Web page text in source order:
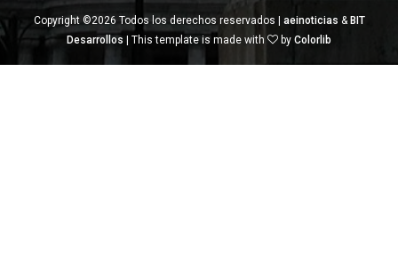
Copyright ©2026 Todos los derechos reservados | aeinoticias & BIT
Desarrollos | This template is made with by Colorlib